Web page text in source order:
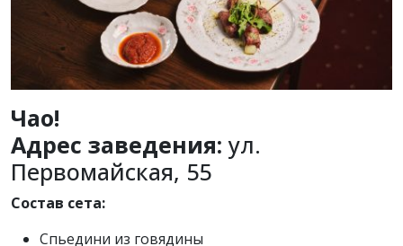
Чао!
Адрес заведения:ул.
Первомайская, 55
Состав сета:
Спьедини из говядины